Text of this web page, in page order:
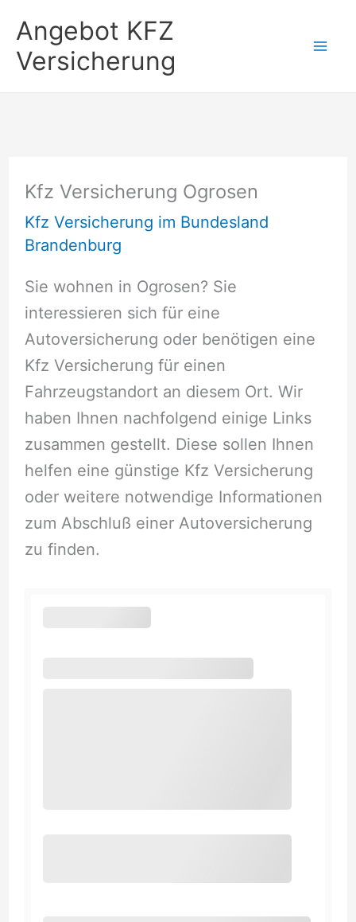
Inhalt
springen
Angebot KFZ
Versicherung
Kfz Versicherung Ogrosen
Kfz Versicherung im Bundesland
Brandenburg
Sie wohnen in Ogrosen? Sie
interessieren sich für eine
Autoversicherung oder benötigen eine
Kfz Versicherung für einen
Fahrzeugstandort an diesem Ort. Wir
haben Ihnen nachfolgend einige Links
zusammen gestellt. Diese sollen Ihnen
helfen eine günstige Kfz Versicherung
oder weitere notwendige Informationen
zum Abschluß einer Autoversicherung
zu finden.